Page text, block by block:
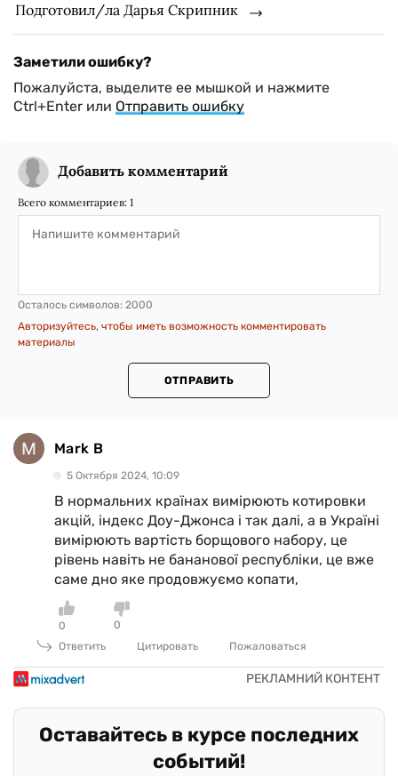
Подготовил/ла Дарья Скрипник
Заметили ошибку?
Пожалуйста, выделите ее мышкой и нажмите
Ctrl+Enter или Отправить ошибку
Добавить комментарий
Всего комментариев: 1
Осталось символов: 2000
Авторизуйтесь, чтобы иметь возможность комментировать
материалы
ОТПРАВИТЬ
Mark B
5 Октября 2024, 10:09
В нормальних країнах вимірюють котировки
акцій, індекс Доу-Джонса і так далі, а в Україні
вимірюють вартість борщового набору, це
рівень навіть не бананової республіки, це вже
саме дно яке продовжуємо копати,
0
0
Ответить
Цитировать Пожаловаться
Оставайтесь в курсе последних
событий!